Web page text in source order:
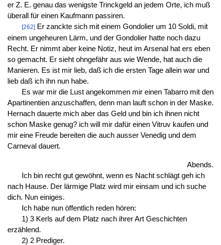
er Z. E. genau das wenigste Trinckgeld an jedem Orte, ich muß
überall für einen Kaufmann passiren.
[262]Er zanckte sich mit einem Gondolier um 10 Soldi, mit
einem ungeheuren Lärm, und der Gondolier hatte noch dazu
Recht. Er nimmt aber keine Notiz, heut im Arsenal hat ers eben
so gemacht. Er sieht ohngefähr aus wie Wende, hat auch die
Manieren. Es ist mir lieb, daß ich die ersten Tage allein war und
lieb daß ich ihn nun habe.
Es war mir die Lust angekommen mir einen Tabarro mit den
Apartinentien anzuschaffen, denn man lauft schon in der Maske.
Hernach dauerte mich aber das Geld und bin ich ihnen nicht
schon Maske genug? ich will mir dafür einen Vitruv kaufen und
mir eine Freude bereiten die auch ausser Venedig und dem
Carneval dauert.
Abends.
Ich bin recht gut gewöhnt, wenn es Nacht schlägt geh ich
nach Hause. Der lärmige Platz wird mir einsam und ich suche
dich. Nun einiges.
Ich habe nun öffentlich reden hören:
1) 3 Kerls auf dem Platz nach ihrer Art Geschichten
erzählend.
2) 2 Prediger.